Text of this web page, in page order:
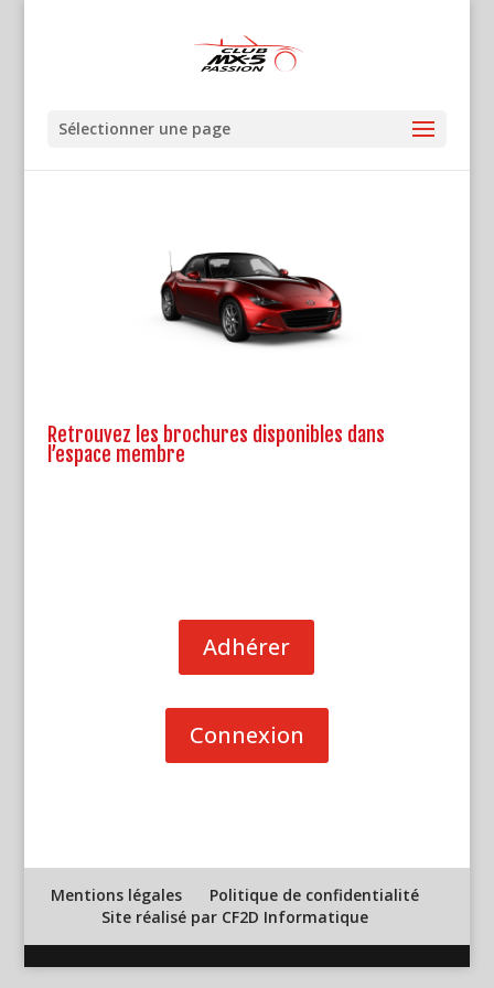
Sélectionner une page
Retrouvez les brochures disponibles dans
l’espace membre
Adhérer
Connexion
Mentions légales
Politique de confidentialité
Site réalisé par CF2D Informatique